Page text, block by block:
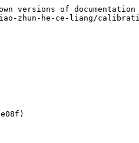
of documentation
zhun-he-ce-liang/